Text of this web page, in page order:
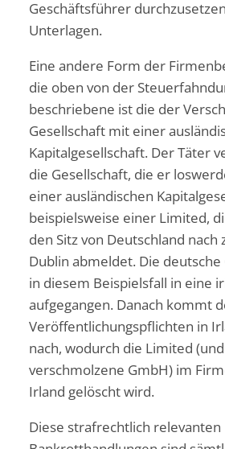
Geschäftsführer
Unterlagen.
Eine andere Form der
die oben von der
beschriebene ist die der
Gesellschaft mit einer
Kapitalgesellschaft. Der Täter
die Gesellschaft, die er
einer ausländischen
beispielsweise einer Limited,
den Sitz von Deutschland nach
Dublin abmeldet. Die
in diesem Beispielsfall in eine
aufgegangen. Danach kommt
Veröffentlichungspflichten in
nach, wodurch die Limited
verschmolzene GmbH) im
Irland gelöscht wird.
Diese strafrechtlich relevanten